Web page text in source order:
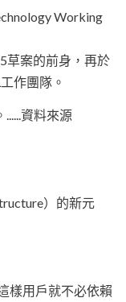
Working
草案的前身，再於
作團隊。
資料來源
）的新元
樣用戶就不必依賴